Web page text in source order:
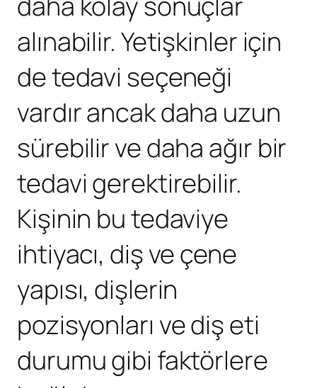
alınabilir. Yetişkinler için
de tedavi seçeneği
vardır ancak daha uzun
sürebilir ve daha ağır bir
tedavi gerektirebilir.
Kişinin bu tedaviye
ihtiyacı, diş ve çene
yapısı, dişlerin
pozisyonları ve diş eti
durumu gibi faktörlere